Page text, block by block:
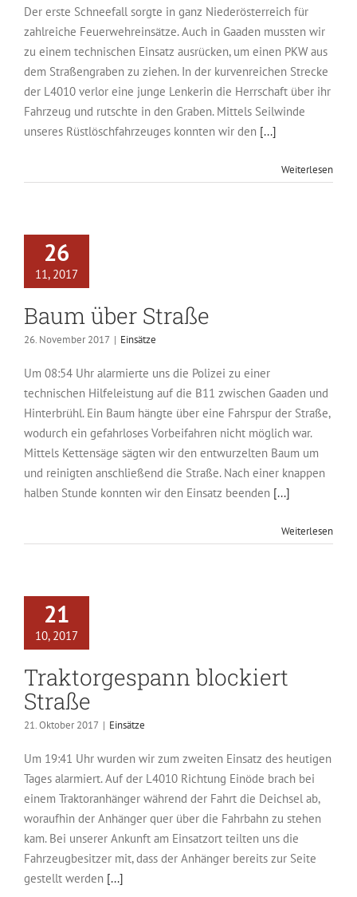
Der erste Schneefall sorgte in ganz Niederösterreich für
zahlreiche Feuerwehreinsätze. Auch in Gaaden mussten wir
zu einem technischen Einsatz ausrücken, um einen PKW aus
dem Straßengraben zu ziehen. In der kurvenreichen Strecke
der L4010 verlor eine junge Lenkerin die Herrschaft über ihr
Fahrzeug und rutschte in den Graben. Mittels Seilwinde
unseres Rüstlöschfahrzeuges konnten wir den [...]
Weiterlesen
26
11, 2017
Baum über Straße
26. November 2017 | Einsätze
Um 08:54 Uhr alarmierte uns die Polizei zu einer
technischen Hilfeleistung auf die B11 zwischen Gaaden und
Hinterbrühl. Ein Baum hängte über eine Fahrspur der Straße,
wodurch ein gefahrloses Vorbeifahren nicht möglich war.
Mittels Kettensäge sägten wir den entwurzelten Baum um
und reinigten anschließend die Straße. Nach einer knappen
halben Stunde konnten wir den Einsatz beenden [...]
Weiterlesen
21
10, 2017
Traktorgespann blockiert
Straße
21. Oktober 2017 | Einsätze
Um 19:41 Uhr wurden wir zum zweiten Einsatz des heutigen
Tages alarmiert. Auf der L4010 Richtung Einöde brach bei
einem Traktoranhänger während der Fahrt die Deichsel ab,
woraufhin der Anhänger quer über die Fahrbahn zu stehen
kam. Bei unserer Ankunft am Einsatzort teilten uns die
Fahrzeugbesitzer mit, dass der Anhänger bereits zur Seite
gestellt werden [...]